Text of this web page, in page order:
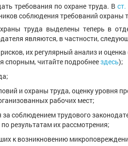
требования по охране труда. В
соблюдения требований охраны
труда выделены теперь в
являются, в частности,
их регулярный анализ и
спорным, читайте подробнеездесь);
и охраны труда, оценку уровня
рабочих мест;
соблюдением трудового
результатам их рассмотрения;
к возникновению